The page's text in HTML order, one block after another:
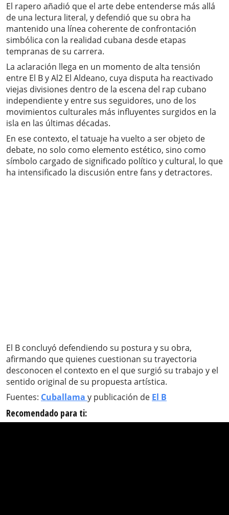
El rapero añadió que el arte debe entenderse más allá
de una lectura literal, y defendió que su obra ha
mantenido una línea coherente de confrontación
simbólica con la realidad cubana desde etapas
tempranas de su carrera.
La aclaración llega en un momento de alta tensión
entre El B y Al2 El Aldeano, cuya disputa ha reactivado
viejas divisiones dentro de la escena del rap cubano
independiente y entre sus seguidores, uno de los
movimientos culturales más influyentes surgidos en la
isla en las últimas décadas.
En ese contexto, el tatuaje ha vuelto a ser objeto de
debate, no solo como elemento estético, sino como
símbolo cargado de significado político y cultural, lo que
ha intensificado la discusión entre fans y detractores.
El B concluyó defendiendo su postura y su obra,
afirmando que quienes cuestionan su trayectoria
desconocen el contexto en el que surgió su trabajo y el
sentido original de su propuesta artística.
Fuentes: Cuballama y publicación de El B
Recomendado para ti: